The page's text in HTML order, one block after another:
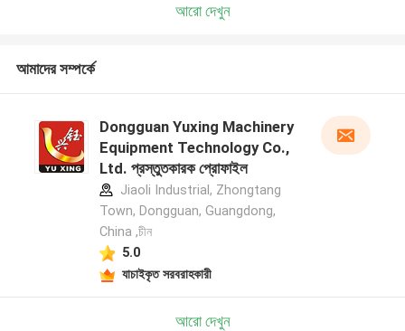
আরো দেখুন
আমাদের সম্পর্কে
Dongguan Yuxing Machinery
Equipment Technology Co.,
Ltd. প্রস্তুতকারক প্রোফাইল
Jiaoli Industrial, Zhongtang
Town, Dongguan, Guangdong,
China ,চীন
5.0
যাচাইকৃত সরবরাহকারী
আরো দেখুন